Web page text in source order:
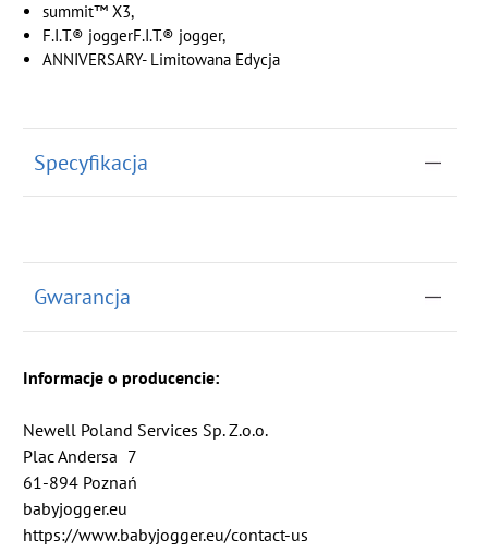
summit™ X3,
F.I.T.® joggerF.I.T.® jogger,
ANNIVERSARY- Limitowana Edycja
Specyfikacja
Gwarancja
Informacje o producencie:
Newell Poland Services Sp. Z.o.o.
Plac Andersa 7
61-894 Poznań
babyjogger.eu
https://www.babyjogger.eu/contact-us